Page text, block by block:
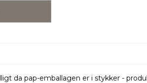
da pap-emballagen er i stykker -